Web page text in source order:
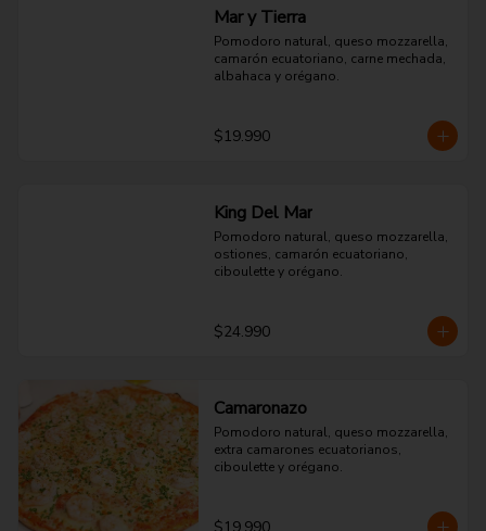
Mar y Tierra
Pomodoro natural, queso mozzarella,
camarón ecuatoriano, carne mechada,
albahaca y orégano.
$19.990
King Del Mar
Pomodoro natural, queso mozzarella,
ostiones, camarón ecuatoriano,
ciboulette y orégano.
$24.990
Camaronazo
Pomodoro natural, queso mozzarella,
extra camarones ecuatorianos,
ciboulette y orégano.